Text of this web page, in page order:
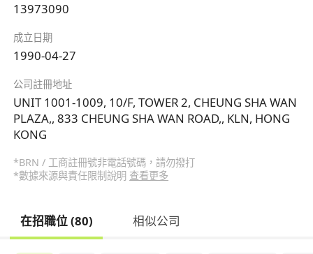
13973090
成立日期
1990-04-27
公司註冊地址
UNIT 1001-1009, 10/F, TOWER 2, CHEUNG SHA WAN
PLAZA,, 833 CHEUNG SHA WAN ROAD,, KLN, HONG
KONG
*BRN / 工商註冊號非電話號碼，請勿撥打
*數據來源與責任限制說明 查看更多
在招職位 (80) 相似公司